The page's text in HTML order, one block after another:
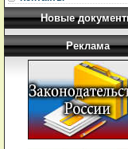
Новые
Реклама